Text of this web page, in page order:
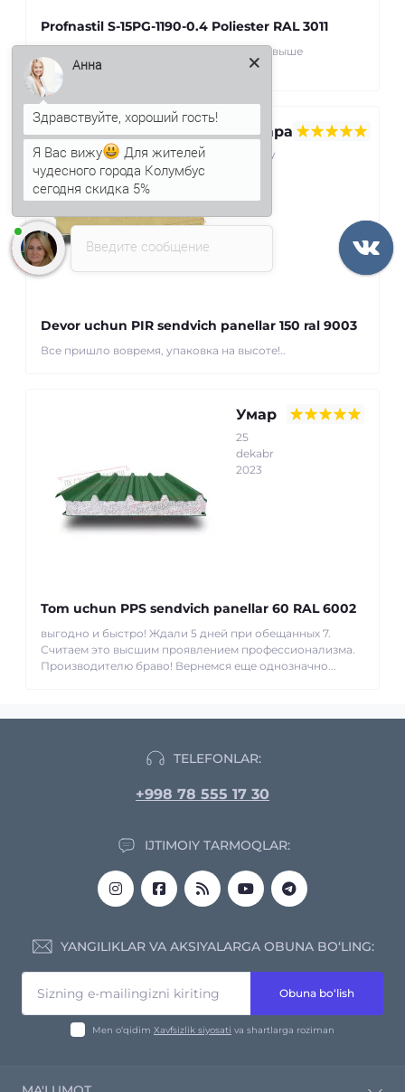
Profnastil S-15PG-1190-0.4 Poliester RAL 3011
Получила заказ раньше срока. Качество выше
ожиданий. Спасибо! ..
Севара
22 may
Devor uchun PIR sendvich panellar 150 ral 9003
Все пришло вовремя, упаковка на высоте!..
Умар
25
dekabr
2023
Tom uchun PPS sendvich panellar 60 RAL 6002
выгодно и быстро! Ждали 5 дней при обещанных 7.
Считаем это высшим проявлением профессионализма.
Производителю браво! Вернемся еще однозначно...
TELEFONLAR:
+998 78 555 17 30
IJTIMOIY TARMOQLAR:
YANGILIKLAR VA AKSIYALARGA OBUNA BO‘LING:
Obuna bo‘lish
Men o‘qidim Xavfsizlik siyosati va shartlarga roziman
Введите сообщение
Анна
Я Вас вижу
Для жителей
чудесного города Колумбус
сегодня скидка 5%